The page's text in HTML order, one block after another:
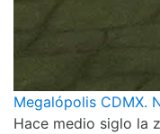
Megalópolis CDMX.
Hace medio siglo la